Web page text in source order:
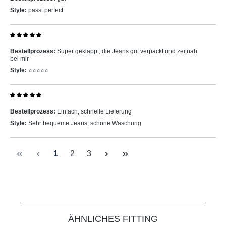
Style: passt perfect
Bestellprozess: Super geklappt, die Jeans gut verpackt und zeitnah
bei mir
Style: ⭐️⭐️⭐️⭐️⭐️
Bestellprozess: Einfach, schnelle Lieferung
Style: Sehr bequeme Jeans, schöne Waschung
Seite
1 Seite
2 Seite
3
ÄHNLICHES FITTING